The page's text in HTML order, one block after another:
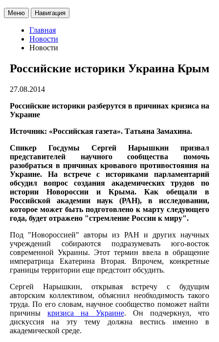
Меню Навигация
Главная
Новости
Новости
Российские историки Украина Крым
27.08.2014
Российские историки разберутся в причинах кризиса на
Украине
Источник: «Российская газета». Татьяна Замахина.
Спикер Госдумы Сергей Нарышкин призвал
представителей научного сообщества помочь
разобраться в причинах кровавого противостояния на
Украине. На встрече с историками парламентарий
обсудил вопрос создания академических трудов по
истории Новороссии и Крыма. Как обещали в
Российской академии наук (РАН), в исследовании,
которое может быть подготовлено к марту следующего
года, будет отражено "стремление России к миру".
Под "Новороссией" авторы из РАН и других научных
учреждений собираются подразумевать юго-восток
современной Украины. Этот термин ввела в обращение
императрица Екатерина Вторая. Впрочем, конкретные
границы территории еще предстоит обсудить.
Сергей Нарышкин, открывая встречу с будущим
авторским коллективом, объяснил необходимость такого
труда. По его словам, научное сообщество поможет найти
причиныкризиса на Украине. Он подчеркнул, что
дискуссия на эту тему должна вестись именно в
академической среде.